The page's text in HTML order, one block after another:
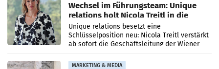
Wechsel im Führungsteam: Unique
relations holt Nicola Treitl in die
Geschäftsleitung
Unique relations besetzt eine
Schlüsselposition neu: Nicola Treitl verstärkt
ab sofort die Geschäftsleitung der Wiener
PR-Agentur an der Seite von Josef Kalina und
Anna Kalina-Mahr.
MARKETING & MEDIA